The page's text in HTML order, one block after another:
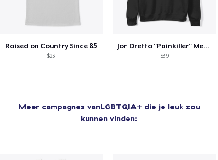
Raised on Country Since 85
$23
Jon Dretto "Painkiller" Merch Collection
$39
Meer campagnes vanLGBTQIA+ die je leuk zou
kunnen vinden: